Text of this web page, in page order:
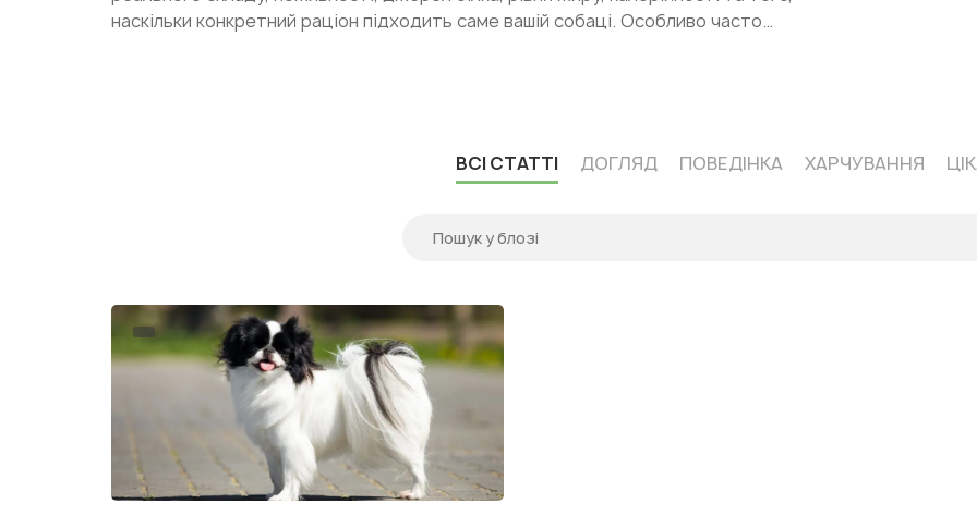
наскільки конкретний раціон підходить саме вашій собаці. Особливо часто
ВСІ СТАТТІ ДОГЛЯД ПОВЕДІНКА ХАРЧУВАННЯ